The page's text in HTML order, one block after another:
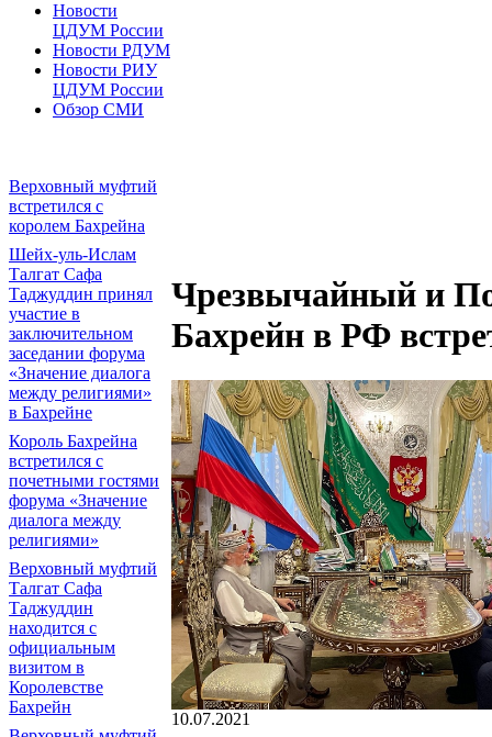
Новости
ЦДУМ России
Новости РДУМ
Новости РИУ
ЦДУМ России
Обзор СМИ
Верховный муфтий
встретился с
королем Бахрейна
Шейх-уль-Ислам
Талгат Сафа
Таджуддин принял
участие в
заключительном
заседании форума
«Значение диалога
между религиями»
в Бахрейне
Король Бахрейна
встретился с
почетными гостями
форума «Значение
диалога между
религиями»
Верховный муфтий
Талгат Сафа
Таджуддин
находится с
официальным
визитом в
Королевстве
Бахрейн
Чрезвычайный и
Бахрейн в РФ
10.07.2021